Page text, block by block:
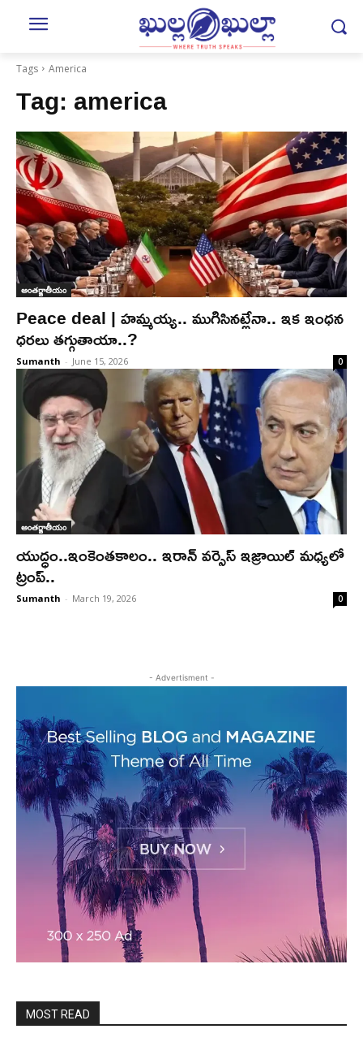
Tags America
Tag:america
అంతర్జాతీయం
Peace deal | హ‌మ్మ‌య్య‌.. ముగిసిన‌ట్లేనా.. ఇక ఇంధ‌న
ధ‌ర‌లు త‌గ్గుతాయా..?
Sumanth - June 15, 2026 0
అంతర్జాతీయం
యుద్ధం..ఇంకెంతకాలం.. ఇరాన్ వర్సెస్ ఇజ్రాయిల్ మధ్యలో
ట్రంప్..
Sumanth - March 19, 2026 0
- Advertisment -
MOST READ